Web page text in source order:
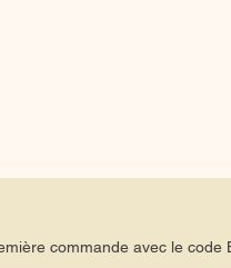
commande avec le code